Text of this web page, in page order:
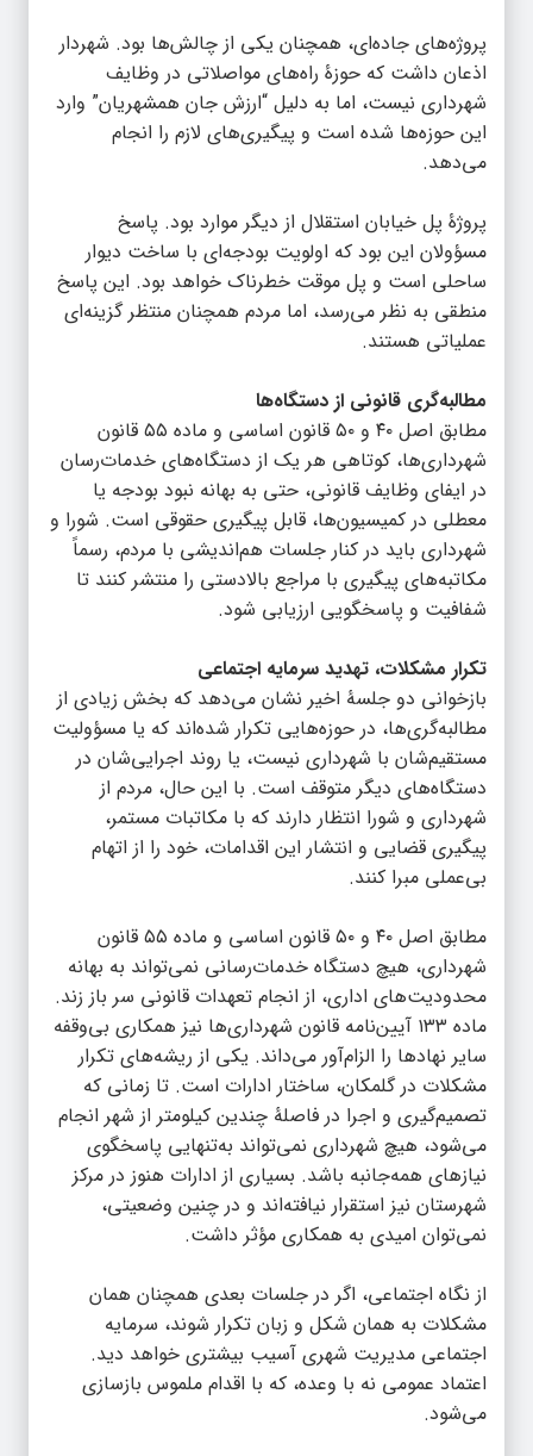
پروژه‌های جاده‌ای، همچنان یکی از چالش‌ها بود. شهردار
اذعان داشت که حوزۀ راه‌های مواصلاتی در وظایف
شهرداری نیست، اما به دلیل “ارزش جان همشهریان” وارد
این حوزه‌ها شده است و پیگیری‌های لازم را انجام
می‌دهد.
پروژۀ پل خیابان استقلال از دیگر موارد بود. پاسخ
مسؤولان این بود که اولویت بودجه‌ای با ساخت دیوار
ساحلی است و پل موقت خطرناک خواهد بود. این پاسخ
منطقی به نظر می‌رسد، اما مردم همچنان منتظر گزینه‌ای
عملیاتی هستند.
مطالبه‌گری قانونی از دستگاه‌ها
مطابق اصل ۴۰ و ۵۰ قانون اساسی و ماده ۵۵ قانون
شهرداری‌ها، کوتاهی هر یک از دستگاه‌های خدمات‌رسان
در ایفای وظایف قانونی، حتی به بهانه نبود بودجه یا
معطلی در کمیسیون‌ها، قابل پیگیری حقوقی است. شورا و
شهرداری باید در کنار جلسات هم‌اندیشی با مردم، رسماً
مکاتبه‌های پیگیری با مراجع بالادستی را منتشر کنند تا
شفافیت و پاسخگویی ارزیابی شود.
تکرار مشکلات، تهدید سرمایه اجتماعی
بازخوانی دو جلسۀ اخیر نشان می‌دهد که بخش زیادی از
مطالبه‌گری‌ها، در حوزه‌هایی تکرار شده‌اند که یا مسؤولیت
مستقیم‌شان با شهرداری نیست، یا روند اجرایی‌شان در
دستگاه‌های دیگر متوقف است. با این حال، مردم از
شهرداری و شورا انتظار دارند که با مکاتبات مستمر،
پیگیری قضایی و انتشار این اقدامات، خود را از اتهام
بی‌عملی مبرا کنند.
مطابق اصل ۴۰ و ۵۰ قانون اساسی و ماده ۵۵ قانون
شهرداری، هیچ دستگاه خدمات‌رسانی نمی‌تواند به بهانه
محدودیت‌های اداری، از انجام تعهدات قانونی سر باز زند.
ماده ۱۳۳ آیین‌نامه قانون شهرداری‌ها نیز همکاری بی‌وقفه
سایر نهادها را الزام‌آور می‌داند. یکی از ریشه‌های تکرار
مشکلات در گلمکان، ساختار ادارات است. تا زمانی که
تصمیم‌گیری و اجرا در فاصلۀ چندین کیلومتر از شهر انجام
می‌شود، هیچ شهرداری نمی‌تواند به‌تنهایی پاسخگوی
نیازهای همه‌جانبه باشد. بسیاری از ادارات هنوز در مرکز
شهرستان نیز استقرار نیافته‌اند و در چنین وضعیتی،
نمی‌توان امیدی به همکاری مؤثر داشت.
از نگاه اجتماعی، اگر در جلسات بعدی همچنان همان
مشکلات به همان شکل و زبان تکرار شوند، سرمایه
اجتماعی مدیریت شهری آسیب بیشتری خواهد دید.
اعتماد عمومی نه با وعده، که با اقدام ملموس بازسازی
می‌شود.